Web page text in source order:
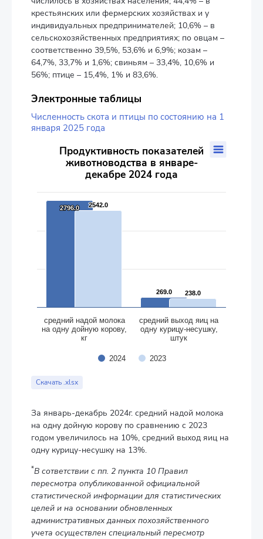
крестьянских или фермерских хозяйствах и у
индивидуальных предпринимателей; 10,6% – в
сельскохозяйственных предприятиях; по овцам –
соответственно 39,5%, 53,6% и 6,9%; козам –
64,7%, 33,7% и 1,6%; свиньям – 33,4%, 10,6% и
56%; птице – 15,4%, 1% и 83,6%.
Электронные таблицы
Численность скота и птицы по состоянию на 1
января 2025 года
Продуктивность показателей животноводства в январе-
Bar chart with 2 data series.
The chart has 1 X axis displaying categories.
Продуктивность показателей
животноводства в январе-
декабре 2024 года
2796.0
2796.0
269.0
269.0
2542.0
2542.0
238.0
238.0
2024 2023
cредний надой молока
на одну дойную корову,
кг
cредний выход яиц на
одну курицу-несушку,
штук
End of interactive chart.
Скачать .xlsx
За январь-декабрь 2024г. средний надой молока
на одну дойную корову по сравнению с 2023
годом увеличилось на 10%, средний выход яиц на
одну курицу-несушку на 13%.
*В сответствии с пп. 2 пункта 10 Правил
пересмотра опубликованной официальной
статистической информации для статистических
целей и на основании обновленных
административных данных похозяйственного
учета осуществлен специальный пересмотр